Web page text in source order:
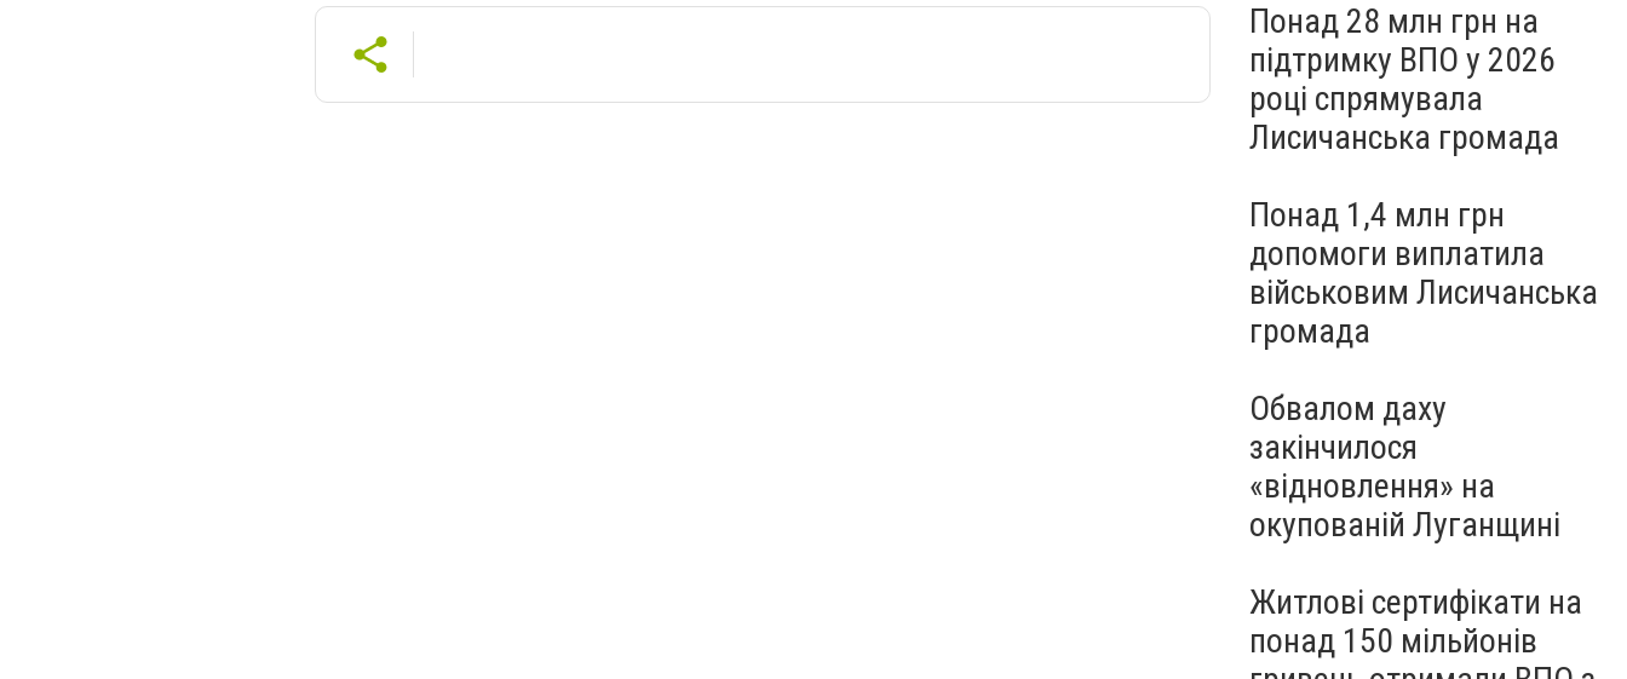
Понад 28 млн грн на
підтримку ВПО у 2026
році спрямувала
Лисичанська громада
Понад 1,4 млн грн
допомоги виплатила
військовим Лисичанська
громада
Обвалом даху
закінчилося
«відновлення» на
окупованій Луганщині
Житлові сертифікати на
понад 150 мільйонів